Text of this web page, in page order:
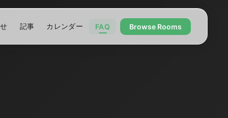
記事 カレンダー FAQ Browse Rooms